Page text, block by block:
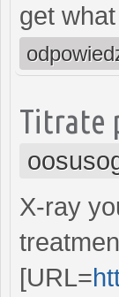
get
Titrate
X-ray
[URL=